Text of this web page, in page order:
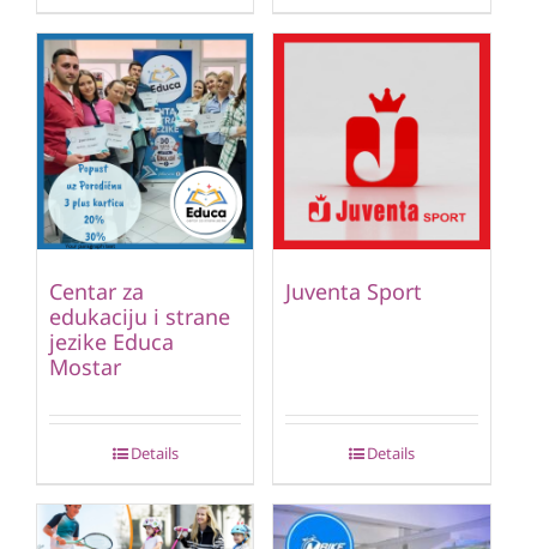
Centar za
edukaciju i strane
jezike Educa
Mostar
Details
Juventa Sport
Details